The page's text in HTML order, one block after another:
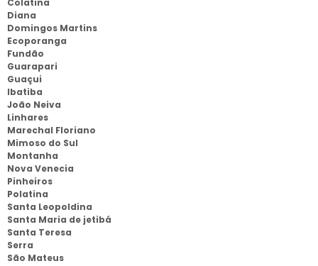
Colatina
Diana
Domingos Martins
Ecoporanga
Fundão
Guarapari
Guaçui
Ibatiba
João Neiva
Linhares
Marechal Floriano
Mimoso do Sul
Montanha
Nova Venecia
Pinheiros
Polatina
Santa Leopoldina
Santa Maria de jetibá
Santa Teresa
Serra
São Mateus